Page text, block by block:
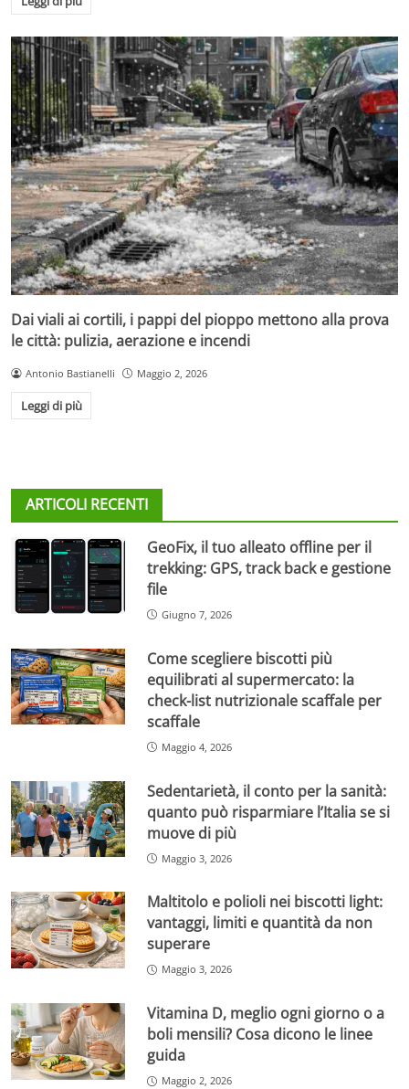
Dai viali ai cortili, i pappi del pioppo mettono alla prova
le città: pulizia, aerazione e incendi
Antonio Bastianelli Maggio 2, 2026
Leggi di più
ARTICOLI RECENTI
GeoFix, il tuo alleato offline per il
trekking: GPS, track back e gestione
file
Giugno 7, 2026
Come scegliere biscotti più
equilibrati al supermercato: la
check-list nutrizionale scaffale per
scaffale
Maggio 4, 2026
Sedentarietà, il conto per la sanità:
quanto può risparmiare l’Italia se si
muove di più
Maggio 3, 2026
Maltitolo e polioli nei biscotti light:
vantaggi, limiti e quantità da non
superare
Maggio 3, 2026
Vitamina D, meglio ogni giorno o a
boli mensili? Cosa dicono le linee
guida
Maggio 2, 2026